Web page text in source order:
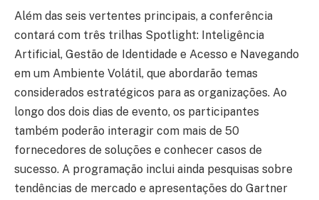
Além das seis vertentes principais, a conferência
contará com três trilhas Spotlight: Inteligência
Artificial, Gestão de Identidade e Acesso e Navegando
em um Ambiente Volátil, que abordarão temas
considerados estratégicos para as organizações. Ao
longo dos dois dias de evento, os participantes
também poderão interagir com mais de 50
fornecedores de soluções e conhecer casos de
sucesso. A programação inclui ainda pesquisas sobre
tendências de mercado e apresentações do Gartner